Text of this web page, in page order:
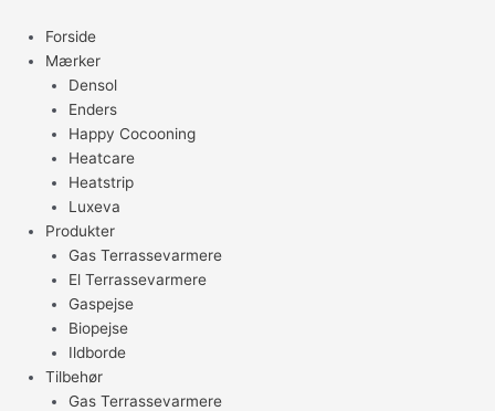
indholdet
Forside
Mærker
Densol
Enders
Happy Cocooning
Heatcare
Heatstrip
Luxeva
Produkter
Gas Terrassevarmere
El Terrassevarmere
Gaspejse
Biopejse
Ildborde
Tilbehør
Gas Terrassevarmere